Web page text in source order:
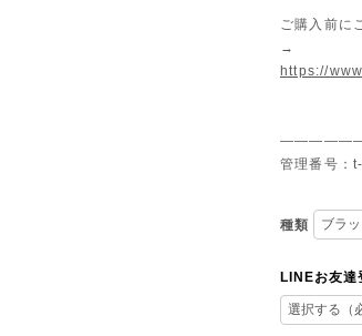
ご購入前に
→
https://
管理番号：
種類
LINEお友達